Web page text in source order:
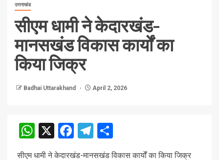
उत्तराखंड
सीएम धामी ने केदारखंड-
मानसखंड विकास कार्यों का
किया जिक्र
Badhai Uttarakhand April 2, 2026
WhatsApp
X Facebook
Telegram
सीएम धामी ने केदारखंड-मानसखंड विकास कार्यों का किया जिक्र